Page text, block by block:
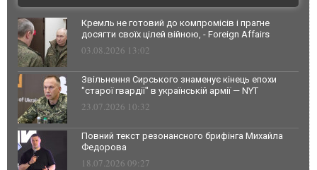
Кремль не готовий до компромісів і прагне
досягти своїх цілей війною, - Foreign Affairs
03.08.2026 13:02
Звільнення Сирського знаменує кінець епохи
"старої гвардії" в українській армії — NYT
23.07.2026 10:32
Повний текст резонансного брифінга Михайла
Федорова
18.07.2026 09:27